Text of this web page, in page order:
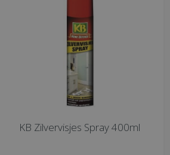
KB Zilvervisjes Spray 400ml